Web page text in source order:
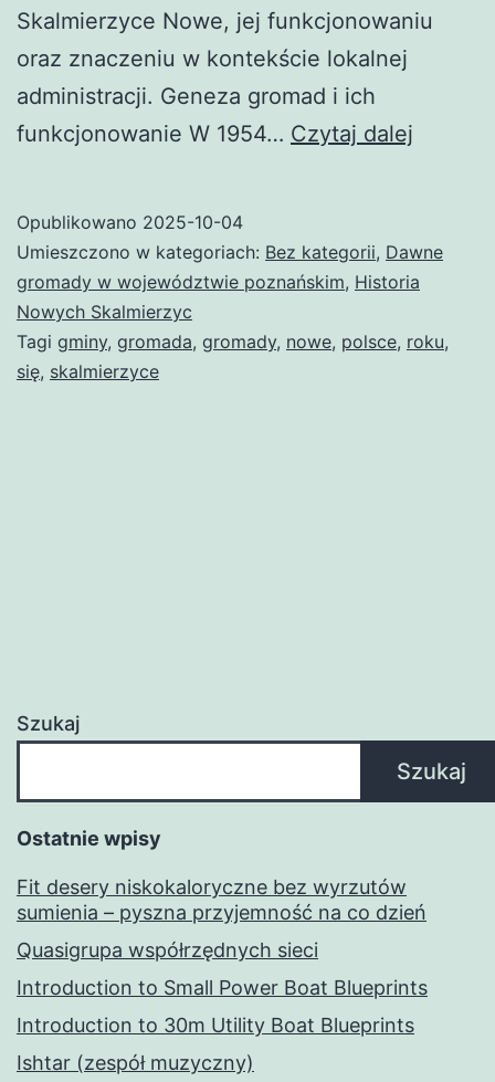
Skalmierzyce Nowe, jej funkcjonowaniu
oraz znaczeniu w kontekście lokalnej
administracji. Geneza gromad i ich
funkcjonowanie W 1954… Czytaj dalej
Opublikowano 2025-10-04
Umieszczono w kategoriach: Bez kategorii, Dawne
gromady w województwie poznańskim, Historia
Nowych Skalmierzyc
Tagi gminy, gromada, gromady, nowe, polsce, roku,
się, skalmierzyce
Szukaj
Szukaj
Ostatnie wpisy
Fit desery niskokaloryczne bez wyrzutów
sumienia – pyszna przyjemność na co dzień
Quasigrupa współrzędnych sieci
Introduction to Small Power Boat Blueprints
Introduction to 30m Utility Boat Blueprints
Ishtar (zespół muzyczny)